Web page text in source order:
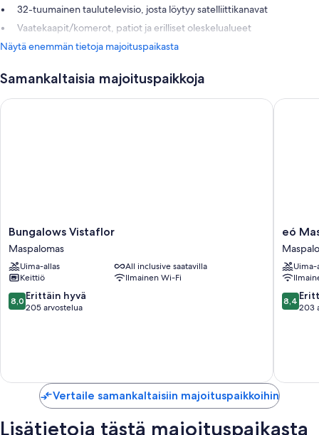
32-tuumainen taulutelevisio, josta löytyy satelliittikanavat
Vaatekaapit/komerot, patiot ja erilliset oleskelualueet
Näytä enemmän tietoja majoituspaikasta
Samankaltaisia majoituspaikkoja
Bungalows
Vistaflor
Maspalomas
Bungalows Vistaflor
Maspalomas
Uima-allas
All inclusive saatavilla
Keittiö
Ilmainen Wi-Fi
8.0
kautta
8,0 Erittäin hyvä
205 arvostelua
Bungalows Vistaflor
eó
Resort
eó
Uima-
8.4
kautta
8,4
203
eó
Vertaile samankaltaisiin majoituspaikkoihin
Lisätietoja tästä majoituspaikasta